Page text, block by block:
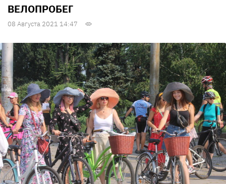
ВЕЛОПРОБЕГ
08 Августа 2021 14:47